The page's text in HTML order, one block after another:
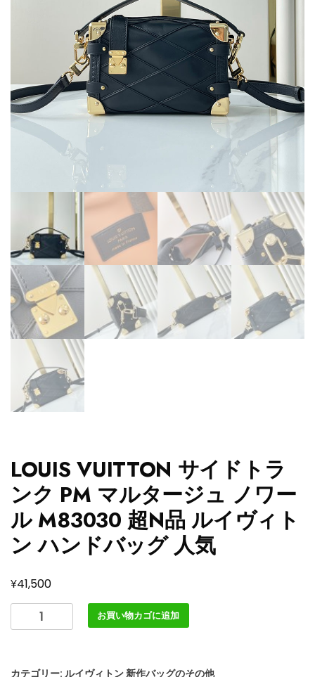
LOUIS VUITTON サイドトラ
ンク PM マルタージュ ノワー
ル M83030 超N品 ルイヴィト
ン ハンドバッグ 人気
¥41,500
LOUIS
VUITTON
お買い物カゴに追加
カテゴリー: ルイヴィトン 新作バッグのその他